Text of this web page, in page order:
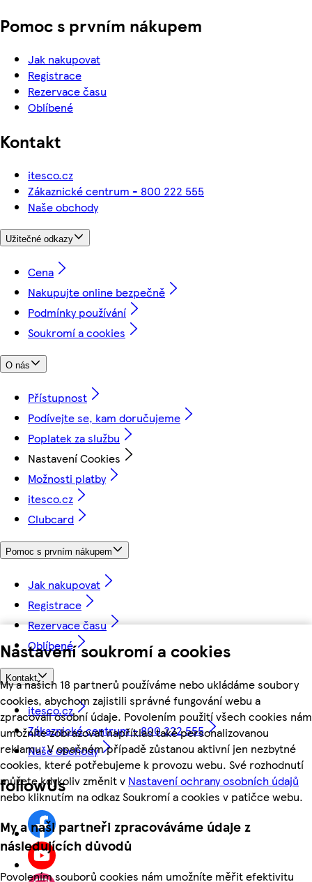
Nastavení soukromí a cookies
My a našich 18 partnerů používáme nebo ukládáme soubory
cookies, abychom zajistili správné fungování webu a
zpracovali osobní údaje. Povolením použití všech cookies nám
umožníte zobrazovat například také personalizovanou
reklamu. V opačném případě zůstanou aktivní jen nezbytné
cookies, které potřebujeme k provozu webu. Své rozhodnutí
můžete kdykoliv změnit v Nastavení ochrany osobních údajů
nebo kliknutím na odkaz Soukromí a cookies v patičce webu.
My a naši partneři zpracováváme údaje z
následujících důvodů
Povolením souborů cookies nám umožníte měřit efektivitu
Pomoc s prvním nákupem
Jak nakupovat
Registrace
Rezervace času
Oblíbené
Kontakt
itesco.cz
Zákaznické centrum - 800 222 555
Naše obchody
Užitečné odkazy
Cena
Nakupujte online bezpečně
Podmínky používání
Soukromí a cookies
O nás
Přístupnost
Podívejte se, kam doručujeme
Poplatek za službu
Nastavení Cookies
Možnosti platby
itesco.cz
Clubcard
Pomoc s prvním nákupem
Jak nakupovat
Registrace
Rezervace času
Oblíbené
Kontakt
itesco.cz
Zákaznické centrum - 800 222 555
Naše obchody
followUs